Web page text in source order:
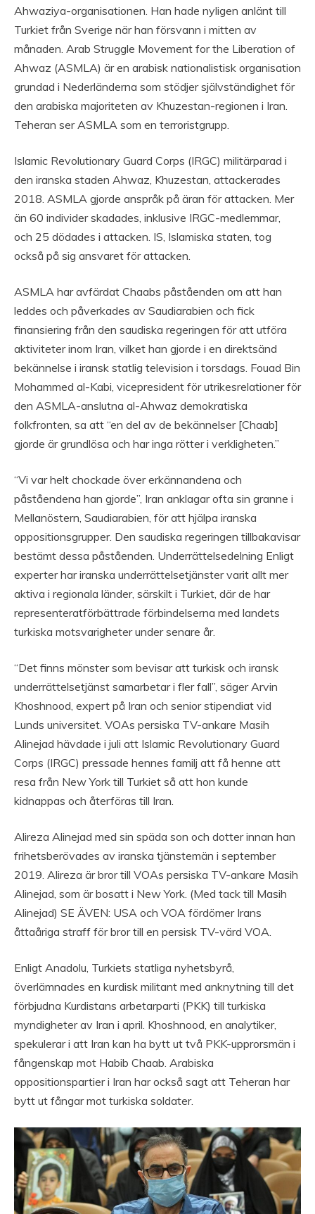
Ahwaziya-organisationen. Han hade nyligen anlänt till
Turkiet från Sverige när han försvann i mitten av
månaden. Arab Struggle Movement for the Liberation of
Ahwaz (ASMLA) är en arabisk nationalistisk organisation
grundad i Nederländerna som stödjer självständighet för
den arabiska majoriteten av Khuzestan-regionen i Iran.
Teheran ser ASMLA som en terroristgrupp.
Islamic Revolutionary Guard Corps (IRGC) militärparad i
den iranska staden Ahwaz, Khuzestan, attackerades
2018. ASMLA gjorde anspråk på äran för attacken. Mer
än 60 individer skadades, inklusive IRGC-medlemmar,
och 25 dödades i attacken. IS, Islamiska staten, tog
också på sig ansvaret för attacken.
ASMLA har avfärdat Chaabs påståenden om att han
leddes och påverkades av Saudiarabien och fick
finansiering från den saudiska regeringen för att utföra
aktiviteter inom Iran, vilket han gjorde i en direktsänd
bekännelse i iransk statlig television i torsdags. Fouad Bin
Mohammed al-Kabi, vicepresident för utrikesrelationer för
den ASMLA-anslutna al-Ahwaz demokratiska
folkfronten, sa att “en del av de bekännelser [Chaab]
gjorde är grundlösa och har inga rötter i verkligheten.”
“Vi var helt chockade över erkännandena och
påståendena han gjorde”, Iran anklagar ofta sin granne i
Mellanöstern, Saudiarabien, för att hjälpa iranska
oppositionsgrupper. Den saudiska regeringen tillbakavisar
bestämt dessa påståenden. Underrättelsedelning Enligt
experter har iranska underrättelsetjänster varit allt mer
aktiva i regionala länder, särskilt i Turkiet, där de har
representeratförbättrade förbindelserna med landets
turkiska motsvarigheter under senare år.
“Det finns mönster som bevisar att turkisk och iransk
underrättelsetjänst samarbetar i fler fall”, säger Arvin
Khoshnood, expert på Iran och senior stipendiat vid
Lunds universitet. VOAs persiska TV-ankare Masih
Alinejad hävdade i juli att Islamic Revolutionary Guard
Corps (IRGC) pressade hennes familj att få henne att
resa från New York till Turkiet så att hon kunde
kidnappas och återföras till Iran.
Alireza Alinejad med sin späda son och dotter innan han
frihetsberövades av iranska tjänstemän i september
2019. Alireza är bror till VOAs persiska TV-ankare Masih
Alinejad, som är bosatt i New York. (Med tack till Masih
Alinejad) SE ÄVEN: USA och VOA fördömer Irans
åttaåriga straff för bror till en persisk TV-värd VOA.
Enligt Anadolu, Turkiets statliga nyhetsbyrå,
överlämnades en kurdisk militant med anknytning till det
förbjudna Kurdistans arbetarparti (PKK) till turkiska
myndigheter av Iran i april. Khoshnood, en analytiker,
spekulerar i att Iran kan ha bytt ut två PKK-upprorsmän i
fångenskap mot Habib Chaab. Arabiska
oppositionspartier i Iran har också sagt att Teheran har
bytt ut fångar mot turkiska soldater.